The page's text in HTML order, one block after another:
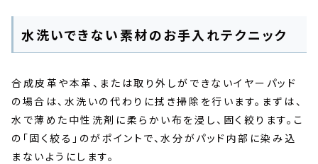
水洗いできない素材のお手入れテクニック
合成皮革や本革、または取り外しができないイヤーパッド
の場合は、水洗いの代わりに拭き掃除を行います。まずは、
水で薄めた中性洗剤に柔らかい布を浸し、固く絞ります。こ
の「固く絞る」のがポイントで、水分がパッド内部に染み込
まないようにします。